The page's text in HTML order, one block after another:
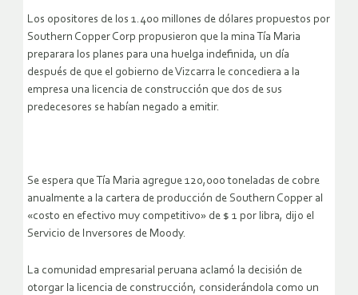
Los opositores de los 1.400 millones de dólares propuestos por
Southern Copper Corp propusieron que la mina Tía Maria
preparara los planes para una huelga indefinida, un día
después de que el gobierno de Vizcarra le concediera a la
empresa una licencia de construcción que dos de sus
predecesores se habían negado a emitir.
Se espera que Tía Maria agregue 120,000 toneladas de cobre
anualmente a la cartera de producción de Southern Copper al
«costo en efectivo muy competitivo» de $ 1 por libra, dijo el
Servicio de Inversores de Moody.
La comunidad empresarial peruana aclamó la decisión de
otorgar la licencia de construcción, considerándola como un